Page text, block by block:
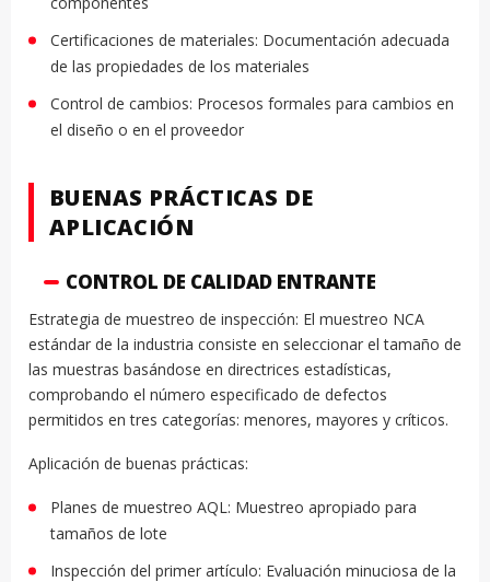
Certificaciones de materiales: Documentación adecuada
de las propiedades de los materiales
Control de cambios: Procesos formales para cambios en
el diseño o en el proveedor
BUENAS PRÁCTICAS DE
APLICACIÓN
CONTROL DE CALIDAD ENTRANTE
Estrategia de muestreo de inspección: El muestreo NCA
estándar de la industria consiste en seleccionar el tamaño de
las muestras basándose en directrices estadísticas,
comprobando el número especificado de defectos
permitidos en tres categorías: menores, mayores y críticos.
Aplicación de buenas prácticas:
Planes de muestreo AQL: Muestreo apropiado para
tamaños de lote
Inspección del primer artículo: Evaluación minuciosa de la